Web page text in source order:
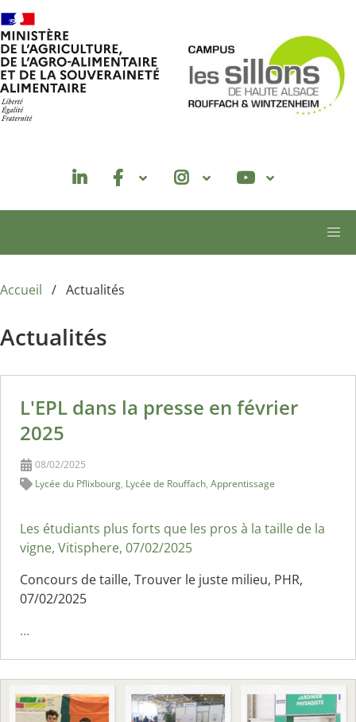
Aller au contenu principal
Accueil Actualités
Actualités
L'EPL dans la presse en février
2025
08/02/2025
Lycée du Pflixbourg, Lycée de Rouffach,Apprentissage
Les étudiants plus forts que les pros à la taille de la
vigne, Vitisphere, 07/02/2025
Concours de taille, Trouver le juste milieu, PHR,
07/02/2025
…